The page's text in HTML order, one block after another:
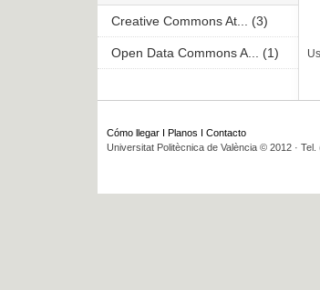
Creative Commons At... (3)
Open Data Commons A... (1)
Cómo llegar Planos
Contacto
Universitat Politècnica de València © 2012 · Tel.